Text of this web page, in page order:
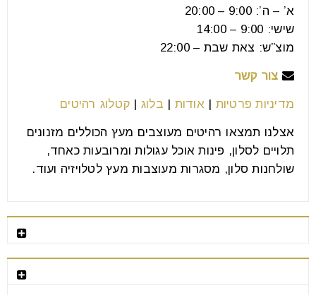
א’ – ה’: 9:00 – 20:00
שישי: 9:00 – 14:00
מוצ”ש: צאת שבת – 22:00
צור קשר
מדיניות פרטיות |אודות | בלוג | קטלוג רהיטים
אצלנו תמצאו רהיטים מעוצבים מעץ הכוללים מזנונים
תלויים לסלון, פינות אוכל עגולות ומרובעות כאחד,
שולחנות סלון, מסגרות מעוצבות מעץ לטלויזיה ועוד.